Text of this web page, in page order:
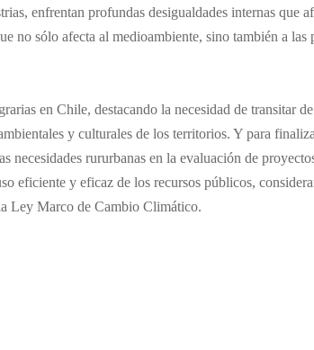
enfrentan profundas desigualdades internas que
no sólo afecta al medioambiente, sino también a las
en Chile, destacando la necesidad de transitar
y culturales de los territorios. Y para
rururbanas en la evaluación de
eficiente y eficaz de los recursos públicos,
Ley Marco de Cambio Climático.